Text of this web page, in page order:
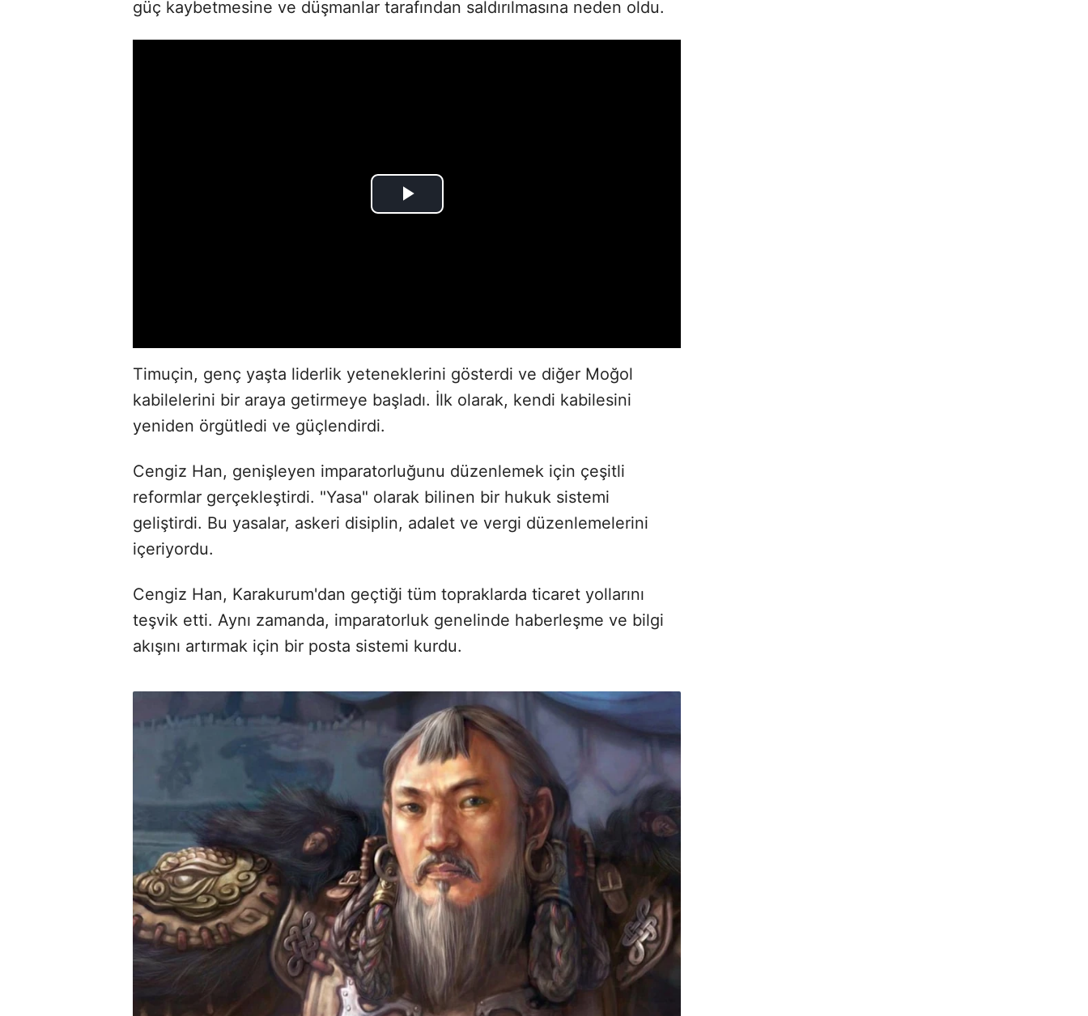
güç kaybetmesine ve düşmanlar tarafından saldırılmasına neden oldu.
Timuçin, genç yaşta liderlik yeteneklerini gösterdi ve diğer Moğol
kabilelerini bir araya getirmeye başladı. İlk olarak, kendi kabilesini
yeniden örgütledi ve güçlendirdi.
Cengiz Han, genişleyen imparatorluğunu düzenlemek için çeşitli
reformlar gerçekleştirdi. "Yasa" olarak bilinen bir hukuk sistemi
geliştirdi. Bu yasalar, askeri disiplin, adalet ve vergi düzenlemelerini
içeriyordu.
Cengiz Han, Karakurum'dan geçtiği tüm topraklarda ticaret yollarını
teşvik etti. Aynı zamanda, imparatorluk genelinde haberleşme ve bilgi
akışını artırmak için bir posta sistemi kurdu.